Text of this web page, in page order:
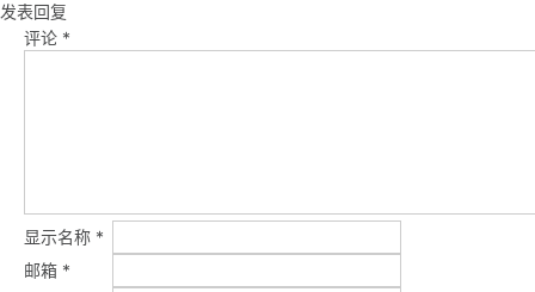
发表回复
评论 *
显示名称 *
邮箱 *